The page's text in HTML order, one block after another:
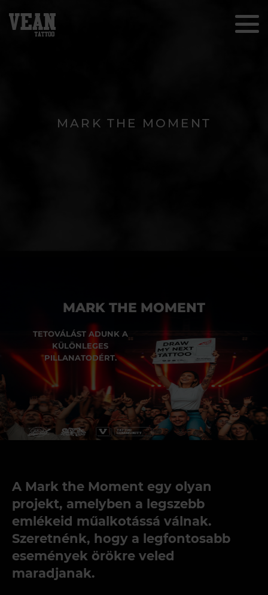
MARK THE MOMENT
MARK THE MOMENT
TETOVÁLÁST ADUNK A
KÜLÖNLEGES
PILLANATODÉRT.
A Mark the Moment egy olyan
projekt, amelyben a legszebb
emlékeid műalkotássá válnak.
Szeretnénk, hogy a legfontosabb
események örökre veled
maradjanak.